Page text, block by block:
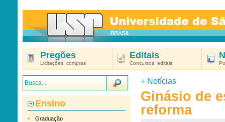
Pregões
Licitações, compras
Editais
Concursos, editais
Ensino
Graduação
+ Notícias
Ginásio de
reforma